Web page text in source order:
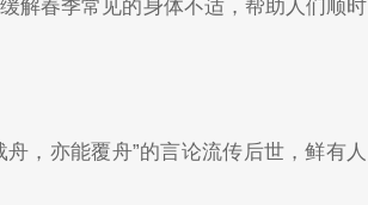
解春季常见的身体不适，帮助人们顺时
，亦能覆舟”的言论流传后世，鲜有人